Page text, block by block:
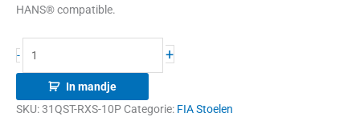
HANS® compatible.
- +
In mandje
SKU:31QST-RXS-10P Categorie: FIA Stoelen